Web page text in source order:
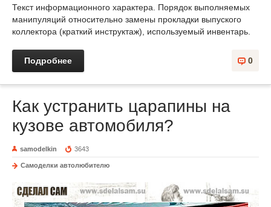
Текст информационного характера. Порядок выполняемых
манипуляций относительно замены прокладки выпуского
коллектора (краткий инструктаж), используемый инвентарь.
0
Подробнее
Как устранить царапины на
кузове автомобиля?
samodelkin 3643
Самоделки автолюбителю